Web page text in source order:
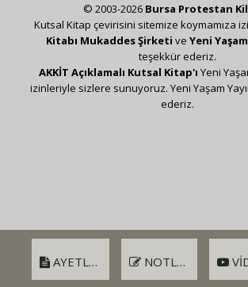
AYETLER NOTLAR
© 2003-2026 Bursa Protestan
Kutsal Kitap çevirisini sitemize koymamıza
Kitabı Mukaddes Şirketi ve Yeni
teşekkür ederiz.
AKKİT Açıklamalı Kutsal Kitap'ı Yeni
izinleriyle sizlere sunuyoruz. Yeni Yaşam
ederiz.